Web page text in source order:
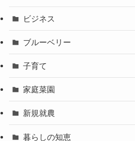
ビジネス
ブルーベリー
子育て
家庭菜園
新規就農
暮らしの知恵